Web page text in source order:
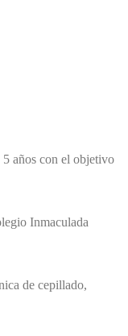
años con el objetivo
Inmaculada
de cepillado,